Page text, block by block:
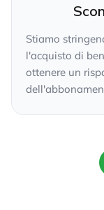
Stiamo
l'acquisto di
ottenere un